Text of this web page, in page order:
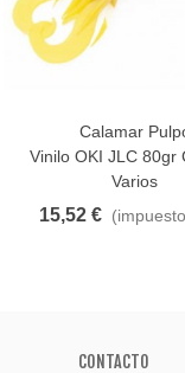
Favorito
Calamar
Vinilo OKI JLC 80gr
Varios
15,52 €
CONTACTO